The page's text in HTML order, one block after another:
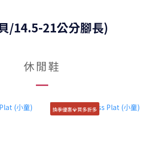
/14.5-21公分腳長)
休閒鞋
換季優惠💎買多折多